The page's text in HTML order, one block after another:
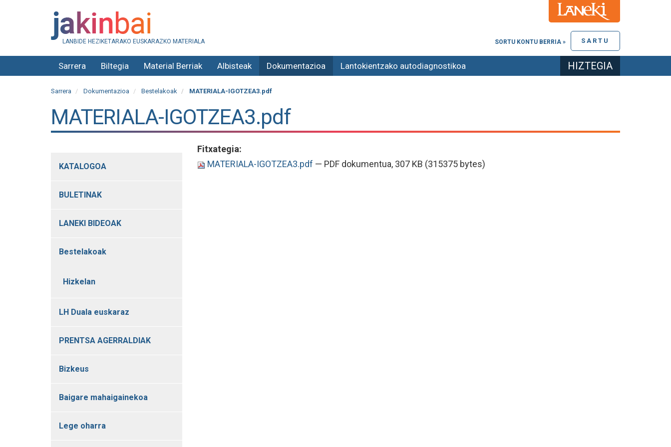
LANBIDE HEZIKETARAKO EUSKARAZKO MATERIALA SARTU
SORTU KONTU BERRIA »
Sarrera Biltegia Material Berriak Albisteak Dokumentazioa Lantokientzako autodiagnostikoa HIZTEGIA
Sarrera Dokumentazioa Bestelakoak MATERIALA-IGOTZEA3.pdf
MATERIALA-IGOTZEA3.pdf
Fitxategia:
MATERIALA-IGOTZEA3.pdf — PDF dokumentua, 307 KB (315375 bytes)
KATALOGOA
BULETINAK
LANEKI BIDEOAK
Bestelakoak
Hizkelan
LH Duala euskaraz
PRENTSA AGERRALDIAK
Bizkeus
Baigare mahaigainekoa
Lege oharra